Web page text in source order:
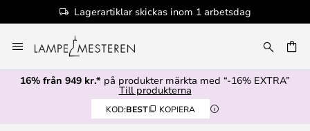
Lagerartiklar skickas inom 1 arbetsdag
till
innehållet
16% från 949 kr.* på produkter märkta med “-16% EXTRA”
Till produkterna
KOD:BEST KOPIERA